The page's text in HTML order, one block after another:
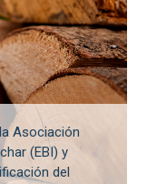
Asociación
(EBI) y
del